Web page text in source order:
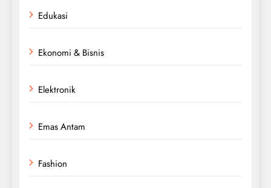
Edukasi
Ekonomi & Bisnis
Elektronik
Emas Antam
Fashion